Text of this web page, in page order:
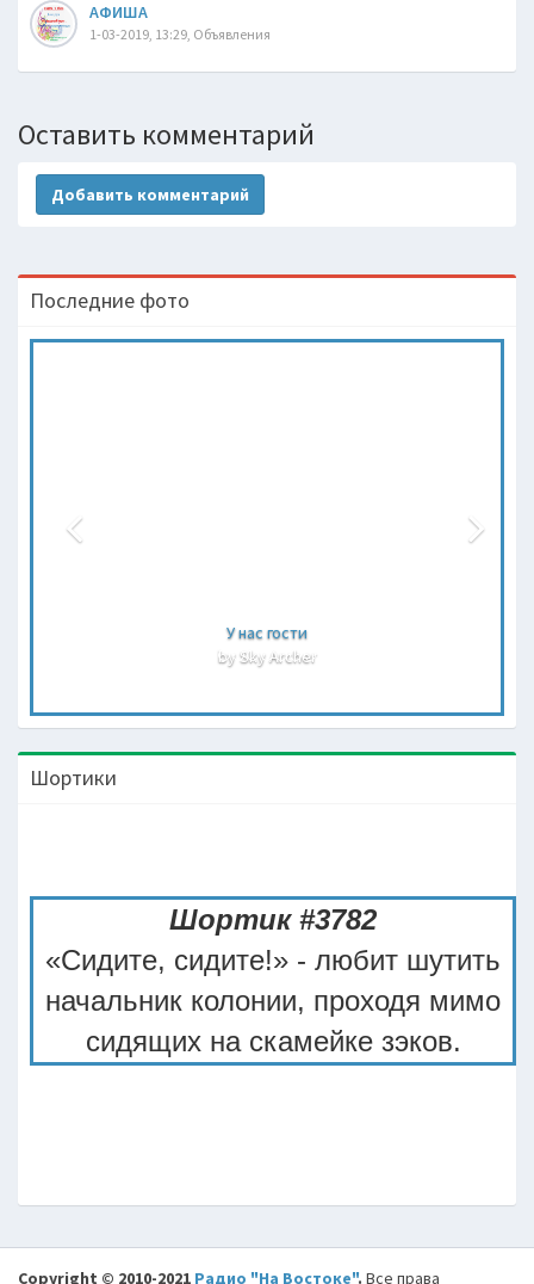
АФИША
1-03-2019, 13:29, Объявления
Оставить комментарий
Добавить комментарий
Последние фото
Шортики
Шортик #3782
«Сидите, сидите!» - любит шутить
начальник колонии, проходя мимо
сидящих на скамейке зэков.
Copyright © 2010-2021 Радио "На Востоке". Все права